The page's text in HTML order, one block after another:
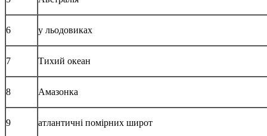
6 у льодовиках
7 Тихий океан
8 Амазонка
9 атлантичні помірних широт